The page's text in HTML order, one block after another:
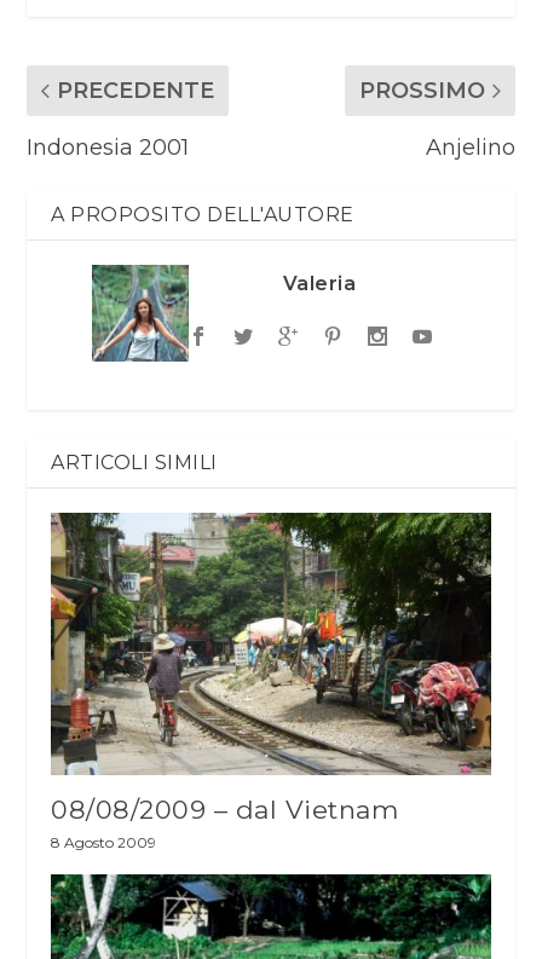
PRECEDENTE
Indonesia 2001
PROSSIMO
Anjelino
A PROPOSITO DELL'AUTORE
Valeria
ARTICOLI SIMILI
08/08/2009 – dal Vietnam
8 Agosto 2009